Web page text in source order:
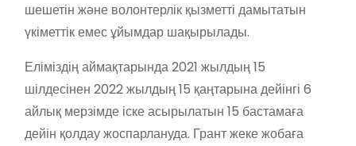
шешетін және волонтерлік қызметті дамытатын
үкіметтік емес ұйымдар шақырылады.
Еліміздің аймақтарында 2021 жылдың 15
шілдесінен 2022 жылдың 15 қаңтарына дейінгі 6
айлық мерзімде іске асырылатын 15 бастамаға
дейін қолдау жоспарлануда. Грант жеке жобаға